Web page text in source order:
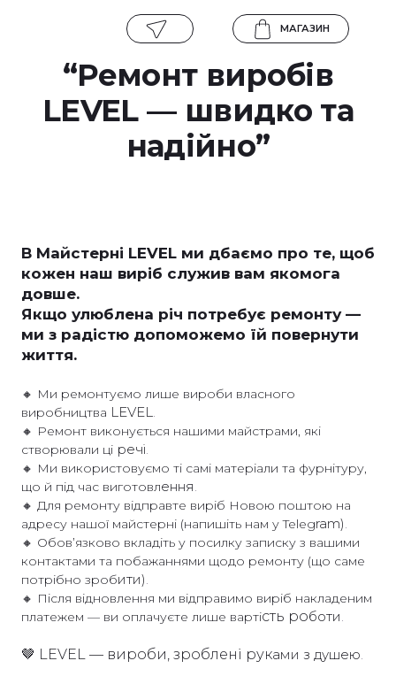
МАГАЗИН
“Ремонт виробів
LEVEL — швидко та
надійно”
В Майстерні LEVEL ми дбаємо про те, щоб
кожен наш виріб служив вам якомога
довше.
Якщо улюблена річ потребує ремонту —
ми з радістю допоможемо їй повернути
життя.
🔸 Ми ремонтуємо лише вироби власного
виробництва LEVEL.
🔸 Ремонт виконується нашими майстрами, які
створювали ці речі.
🔸 Ми використовуємо ті самі матеріали та фурнітуру,
що й під час виготовлення.
🔸 Для ремонту відправте виріб Новою поштою на
адресу нашої майстерні (напишіть нам у Telegram).
🔸 Обов’язково вкладіть у посилку записку з вашими
контактами та побажаннями щодо ремонту (що саме
потрібно зробити).
🔸 Після відновлення ми відправимо виріб накладеним
платежем — ви оплачуєте лише вартість роботи.
🤎 LEVEL — вироби, зроблені руками з душею.